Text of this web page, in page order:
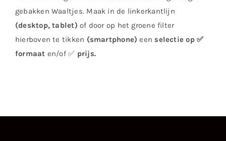
gebakken Waaltjes. Maak in de linkerkantlijn
(desktop, tablet) of door op het groene filter
hierboven te tikken (smartphone) een selectie op ✅
formaat en/of ✅ prijs.